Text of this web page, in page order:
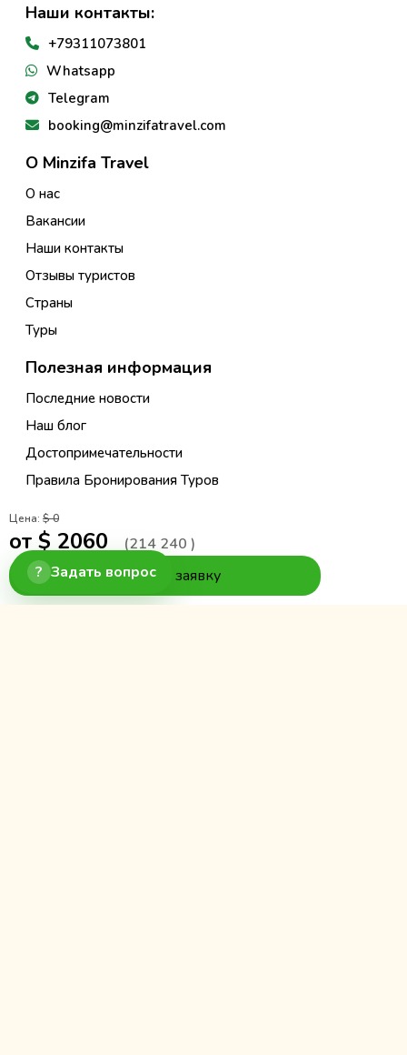
Цена: $ 0
от $ 2060 (214 240 )
Оставить заявку
Наши контакты:
+79311073801
Whatsapp
Telegram
booking@minzifatravel.com
О Minzifa Travel
О нас
Вакансии
Наши контакты
Отзывы туристов
Страны
Туры
Полезная информация
Последние новости
Наш блог
Достопримечательности
Правила Бронирования Туров
Условия бронирования экскурсий
Программа лояльности
Таможенные правила
? Задать вопрос